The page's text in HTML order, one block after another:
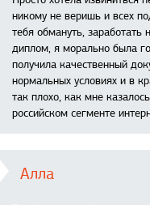
никому не веришь и всех
тебя обмануть, заработать
диплом, я морально была
получила качественный
нормальных условиях и в
так плохо, как мне
российском сегменте
Алла